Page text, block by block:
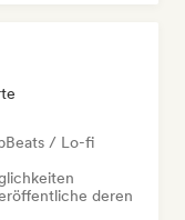
Beats / Lo-fi
deren